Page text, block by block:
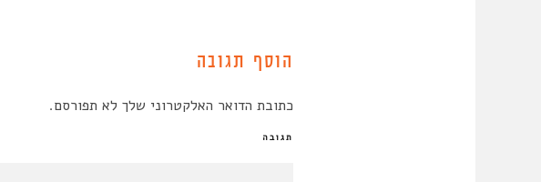
הוסף תגובה
כתובת הדואר האלקטרוני שלך לא תפורסם.
תגובה